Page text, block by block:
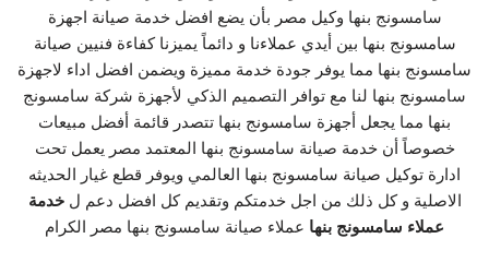
سامسونج بنها وكيل مصر بأن يضع افضل خدمة صيانة اجهزة
سامسونج بنها بين أيدي عملاءنا و دائماً يميزنا كفاءة فنيين صيانة
سامسونج بنها مما يوفر جودة خدمة مميزة ويضمن افضل اداء لاجهزة
سامسونج بنها لنا مع توافر التصميم الذكي لأجهزة شركة سامسونج
بنها مما يجعل أجهزة سامسونج بنها تتصدر قائمة أفضل مبيعات
خصوصاً أن خدمة صيانة سامسونج بنها المعتمد مصر يعمل تحت
ادارة توكيل صيانة سامسونج بنها العالمي ويوفر قطع غيار الحديثه
الاصلية و كل ذلك من اجل خدمتكم وتقديم كل افضل دعم لخدمة
عملاء سامسونج بنها عملاء صيانة سامسونج بنها مصر الكرام